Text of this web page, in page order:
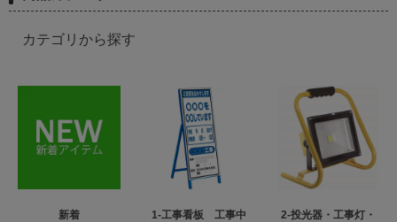
カテゴリから探す
新着
1-工事看板 工事中
2-投光器・工事灯・